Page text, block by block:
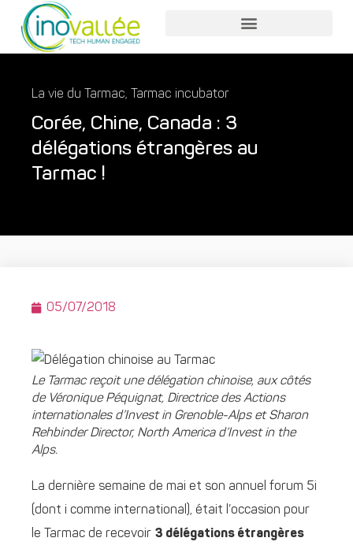
La vie du Tarmac, Tarmac incubator
Corée, Chine, Canada : 3
délégations étrangères au
Tarmac !
05/07/2018
Le Tarmac reçoit une délégation chinoise, aux côtés
de Véronique Péquignat, Directrice des Actions
internationales d’Invest in Grenoble-Alps et Sharon
Rehbinder Director, North America d’Invest in the
Alps.
La dernière semaine de mai et son annuel forum 5i
(dont i comme international), était l’occasion pour
le Tarmac de recevoir 3 délégations étrangères